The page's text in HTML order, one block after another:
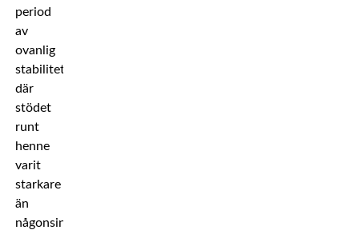
period
av
ovanlig
stabilitet,
där
stödet
runt
henne
varit
starkare
än
någonsin.